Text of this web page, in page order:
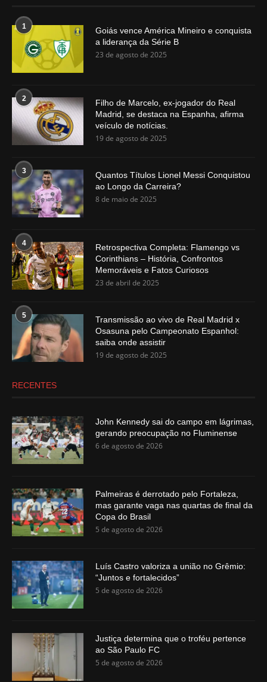
1
Goiás vence América Mineiro e conquista
a liderança da Série B
23 de agosto de 2025
2
Filho de Marcelo, ex-jogador do Real
Madrid, se destaca na Espanha, afirma
veículo de notícias.
19 de agosto de 2025
3
Quantos Títulos Lionel Messi Conquistou
ao Longo da Carreira?
8 de maio de 2025
4
Retrospectiva Completa: Flamengo vs
Corinthians – História, Confrontos
Memoráveis e Fatos Curiosos
23 de abril de 2025
5
Transmissão ao vivo de Real Madrid x
Osasuna pelo Campeonato Espanhol:
saiba onde assistir
19 de agosto de 2025
RECENTES
John Kennedy sai do campo em lágrimas,
gerando preocupação no Fluminense
6 de agosto de 2026
Palmeiras é derrotado pelo Fortaleza,
mas garante vaga nas quartas de final da
Copa do Brasil
5 de agosto de 2026
Luís Castro valoriza a união no Grêmio:
“Juntos e fortalecidos”
5 de agosto de 2026
Justiça determina que o troféu pertence
ao São Paulo FC
5 de agosto de 2026